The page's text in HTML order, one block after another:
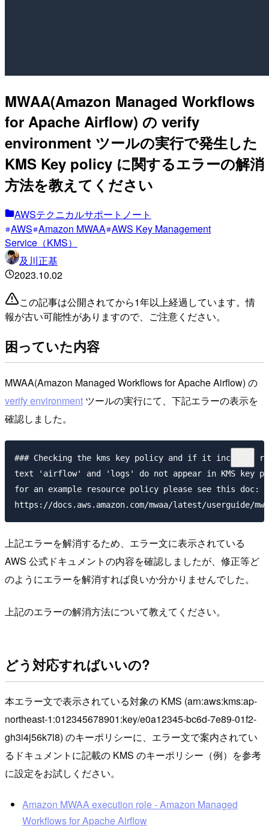
MWAA(Amazon Managed Workflows
for Apache Airflow) の verify
environment ツールの実行で発生した
KMS Key policy に関するエラーの解消
方法を教えてください
AWSテクニカルサポートノート
AWS Amazon MWAA AWS Key Management
Service（KMS）
及川正基
2023.10.02
この記事は公開されてから1年以上経過しています。情
報が古い可能性がありますので、ご注意ください。
困っていた内容
MWAA(Amazon Managed Workflows for Apache Airflow) の
verify environment ツールの実行にて、下記エラーの表示を
確認しました。
### Checking the kms key policy and if it includes
text 'airflow' and 'logs' do not appear in KMS key
for an example resource policy please see this doc:
上記エラーを解消するため、エラー文に表示されている
AWS 公式ドキュメントの内容を確認しましたが、修正等ど
のようにエラーを解消すれば良いか分かりませんでした。
上記のエラーの解消方法について教えてください。
どう対応すればいいの?
本エラー文で表示されている対象の KMS (arn:aws:kms:ap-
northeast-1:012345678901:key/e0a12345-bc6d-7e89-01f2-
gh3i4j56k7l8) のキーポリシーに、エラー文で案内されてい
るドキュメントに記載の KMS のキーポリシー（例）を参考
に設定をお試しください。
Amazon MWAA execution role - Amazon Managed
Workflows for Apache Airflow